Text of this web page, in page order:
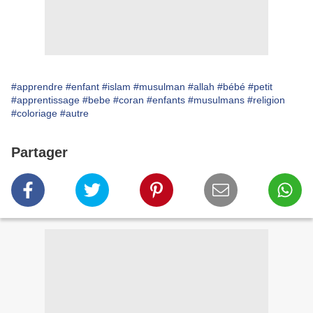
#apprendre #enfant #islam #musulman #allah #bébé #petit
#apprentissage #bebe #coran #enfants #musulmans #religion
#coloriage #autre
Partager